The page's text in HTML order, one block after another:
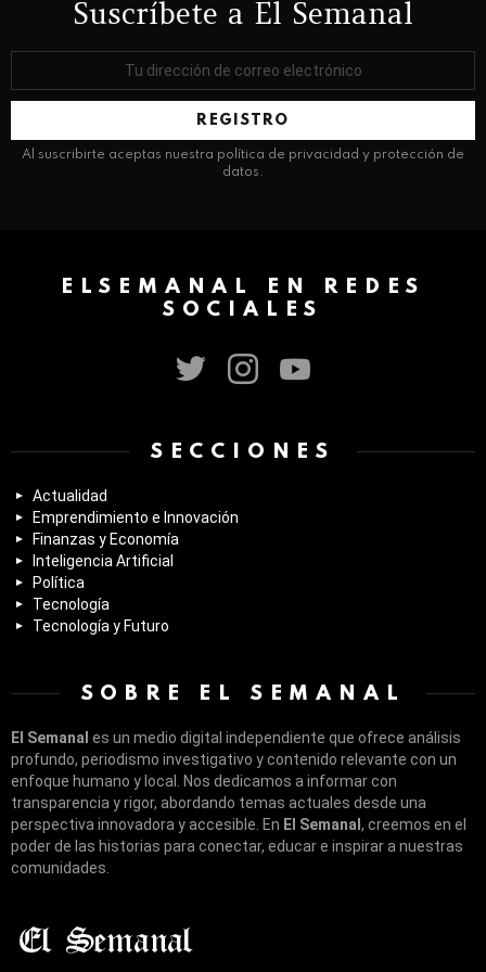
Suscríbete a El Semanal
correo
Al suscribirte aceptas nuestra política de privacidad y protección de
datos.
ELSEMANAL EN REDES
SOCIALES
SECCIONES
Actualidad
Emprendimiento e Innovación
Finanzas y Economía
Inteligencia Artificial
Política
Tecnología
Tecnología y Futuro
SOBRE EL SEMANAL
El Semanal es un medio digital independiente que ofrece análisis
profundo, periodismo investigativo y contenido relevante con un
enfoque humano y local. Nos dedicamos a informar con
transparencia y rigor, abordando temas actuales desde una
perspectiva innovadora y accesible. En El Semanal , creemos en el
poder de las historias para conectar, educar e inspirar a nuestras
comunidades.